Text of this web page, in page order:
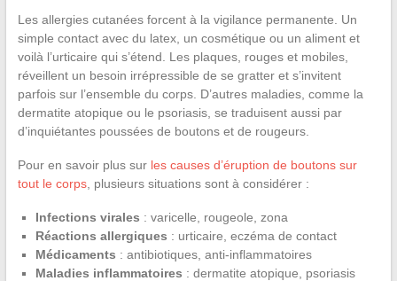
Les allergies cutanées forcent à la vigilance permanente. Un
simple contact avec du latex, un cosmétique ou un aliment et
voilà l’urticaire qui s’étend. Les plaques, rouges et mobiles,
réveillent un besoin irrépressible de se gratter et s’invitent
parfois sur l’ensemble du corps. D’autres maladies, comme la
dermatite atopique ou le psoriasis, se traduisent aussi par
d’inquiétantes poussées de boutons et de rougeurs.
Pour en savoir plus sur les causes d’éruption de boutons sur
tout le corps, plusieurs situations sont à considérer :
Infections virales : varicelle, rougeole, zona
Réactions allergiques : urticaire, eczéma de contact
Médicaments : antibiotiques, anti-inflammatoires
Maladies inflammatoires : dermatite atopique, psoriasis